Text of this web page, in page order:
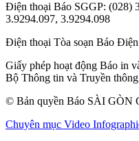
Điện thoại Báo SGGP: (028)
3.9294.097, 3.9294.098
Điện thoại Tòa soạn Báo
Giấy phép hoạt động Báo in
Bộ Thông tin và Truyền
© Bản quyền Báo SÀI GÒN
Chuyên mục Video